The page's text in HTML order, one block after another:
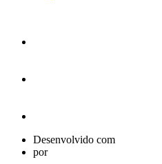
Desenvolvido com
por